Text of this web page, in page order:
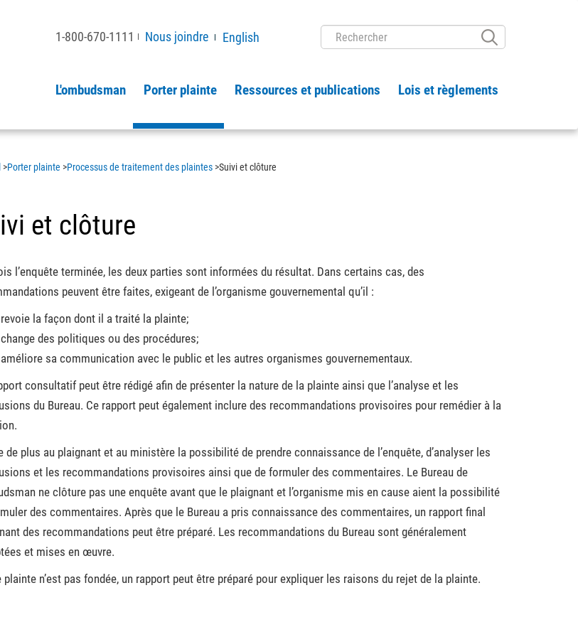
RECHERCHER
L'ombudsman Porter plainte Ressources et publications Lois et règlements
1-800-670-1111 Nous joindre English
>Porter plainte >Processus de traitement des plaintes>Suivi et clôture
et clôture
l’enquête terminée, les deux parties sont informées du résultat. Dans certains cas, des
peuvent être faites, exigeant de l’organisme gouvernemental qu’il :
revoie la façon dont il a traité la plainte;
change des politiques ou des procédures;
améliore sa communication avec le public et les autres organismes gouvernementaux.
consultatif peut être rédigé afin de présenter la nature de la plainte ainsi que l’analyse et les
du Bureau. Ce rapport peut également inclure des recommandations provisoires pour remédier à la
de plus au plaignant et au ministère la possibilité de prendre connaissance de l’enquête, d’analyser les
et les recommandations provisoires ainsi que de formuler des commentaires. Le Bureau de
ne clôture pas une enquête avant que le plaignant et l’organisme mis en cause aient la possibilité
des commentaires. Après que le Bureau a pris connaissance des commentaires, un rapport final
des recommandations peut être préparé. Les recommandations du Bureau sont généralement
et mises en œuvre.
plainte n’est pas fondée, un rapport peut être préparé pour expliquer les raisons du rejet de la plainte.